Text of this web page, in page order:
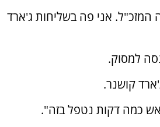
המזכ"ל. אני פה בשליחות ג'ארד
למסוק.
קושנר.
כמה דקות נטפל בזה".